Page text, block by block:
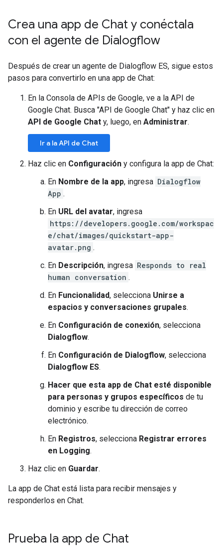
Crea una app de Chat y conéctala
con el agente de Dialogflow
Después de crear un agente de Dialogflow ES, sigue estos
pasos para convertirlo en una app de Chat:
En la Consola de APIs de Google, ve a la API de
Google Chat. Busca "API de Google Chat" y haz clic en
API de Google Chat y, luego, en Administrar.
Ir a la API de Chat
Haz clic en Configuración y configura la app de Chat:
En Nombre de la app, ingresa Dialogflow
App .
En URL del avatar, ingresa
https://developers.google.com/workspac
e/chat/images/quickstart-app-
avatar.png .
En Descripción, ingresa Responds to real
human conversation .
En Funcionalidad, selecciona Unirse a
espacios y conversaciones grupales.
En Configuración de conexión, selecciona
Dialogflow.
En Configuración de Dialogflow, selecciona
Dialogflow ES.
Hacer que esta app de Chat esté disponible
para personas y grupos específicos de tu
dominio y escribe tu dirección de correo
electrónico.
En Registros, selecciona Registrar errores
en Logging.
Haz clic en Guardar.
La app de Chat está lista para recibir mensajes y
responderlos en Chat.
Prueba la app de Chat